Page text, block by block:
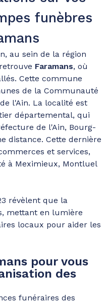
funèbres
au sein de la région
Faramans, où
Cette commune
de la Communauté
l'Ain. La localité est
départemental, qui
de l'Ain, Bourg-
distance. Cette dernière
et services,
à Meximieux, Montluel
révèlent que la
mettant en lumière
locaux pour aider les
pour vous
des
funéraires des